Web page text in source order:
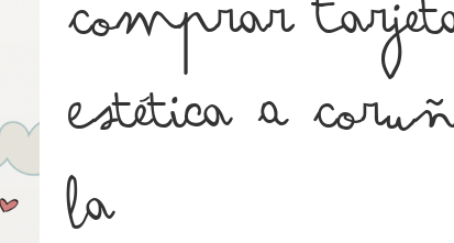
Estética A